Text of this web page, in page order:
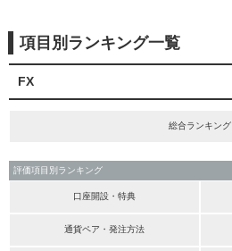
項目別ランキング一覧
FX
総合ランキング
評価項目別ランキング
口座開設・特典
通貨ペア・発注方法